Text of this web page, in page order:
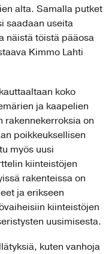
alta. Samalla putket
saadaan useita
näistä töistä pääosa
Kimmo Lahti
koko
ja kaapelien
rakennekerroksia on
poikkeuksellisen
myös uusi
kiinteistöjen
rakenteissa on
ja erikseen
kiinteistöjen
uusimisesta.
kuten vanhoja